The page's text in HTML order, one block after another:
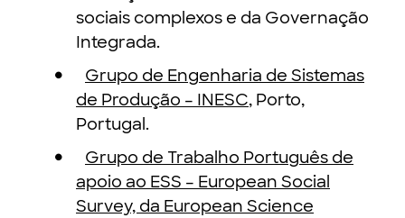
sociais complexos e da Governação
Integrada.
Grupo de Engenharia de Sistemas
de Produção – INESC, Porto,
Portugal.
Grupo de Trabalho Português de
apoio ao ESS – European Social
Survey, da European Science